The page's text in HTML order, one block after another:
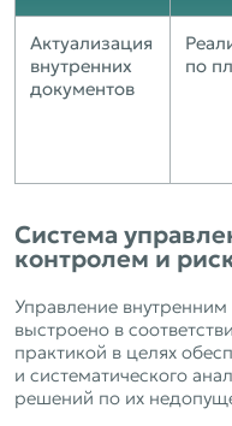
Актуализация
внутренних
документов
по
Система
контролем и
Управление
выстроено в
практикой в целях
и систематического
решений по их